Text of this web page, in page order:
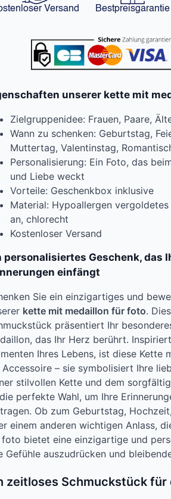
Versand Bestpreisgarantie
unserer kette mit
Zielgruppenidee: Frauen, Paare,
Wann zu schenken: Geburtstag,
Muttertag, Valentinstag,
Personalisierung: Ein Foto, das
und Liebe weckt
Vorteile: Geschenkbox inklusive
Material: Hypoallergen
an, chlorecht
Kostenloser Versand
personalisiertes Geschenk, das
einfängt
Sie ein einzigartiges und
kette mit medaillon für foto.
präsentiert Ihr
das Ihr Herz berührt.
Ihres Lebens, ist diese Kette
Accessoire – sie symbolisiert Ihre
stilvollen Kette und dem
perfekte Wahl, um Ihre
Ob zum Geburtstag,
einem anderen wichtigen Anlass,
bietet eine einzigartige und
Gefühle auszudrücken und
zeitloses Schmuckstück für